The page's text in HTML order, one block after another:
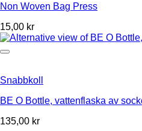
Non Woven Bag Press
15,00 kr
Snabbkoll
BE O Bottle, vattenflaska av
135,00 kr